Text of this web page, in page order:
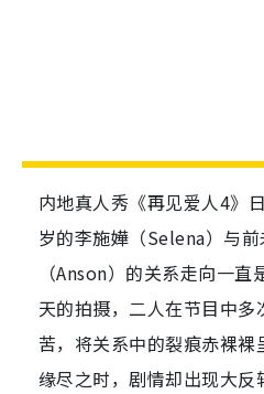
内地真人秀《再见爱人4》
岁的李施嬅（Selena）与
（Anson）的关系走向一
天的拍摄，二人在节目中
苦，将关系中的裂痕赤裸
缘尽之时，剧情却出现大